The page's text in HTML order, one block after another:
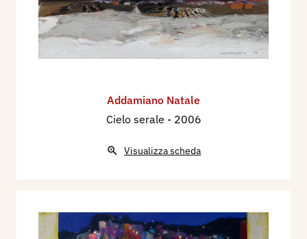
Addamiano Natale
Cielo serale - 2006
Visualizza scheda